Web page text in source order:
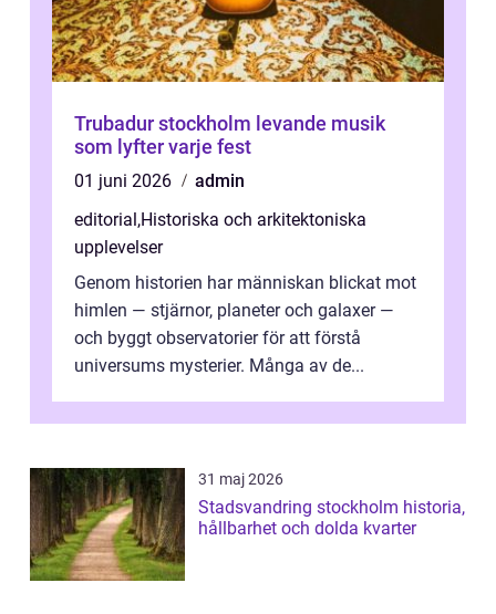
Trubadur stockholm levande musik
som lyfter varje fest
01 juni 2026
admin
editorial ,Historiska och arkitektoniska
upplevelser
Genom historien har människan blickat mot
himlen — stjärnor, planeter och galaxer —
och byggt observatorier för att förstå
universums mysterier. Många av de...
31 maj 2026
Stadsvandring stockholm historia,
hållbarhet och dolda kvarter